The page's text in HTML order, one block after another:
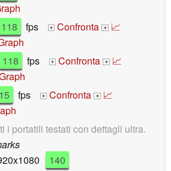
118 fps + Confronta + 📈
118 fps + Confronta + 📈
fps + Confronta + 📈
i portatili testati con dettagli ultra.
140